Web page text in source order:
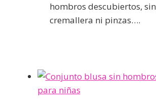
hombros descubiertos, sin
cremallera ni pinzas….